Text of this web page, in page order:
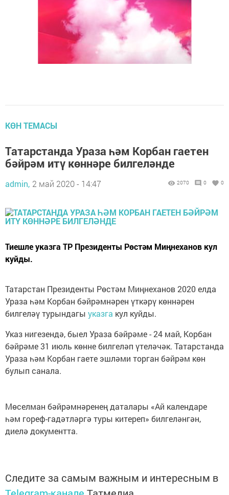
КӨН ТЕМАСЫ
Татарстанда Ураза һәм Корбан гаетен
бәйрәм итү көннәре билгеләнде
admin, 2 май 2020 - 14:47 2070 0 0
Тиешле указга ТР Президенты Рөстәм Миңнеханов кул
куйды.
Татарстан Президенты Рөстәм Миңнеханов 2020 елда
Ураза һәм Корбан бәйрәмнәрен үткәрү көннәрен
билгеләү турындагы указга кул куйды.
Указ нигезендә, быел Ураза бәйрәме - 24 май, Корбан
бәйрәме 31 июль көнне билгеләп үтеләчәк. Татарстанда
Ураза һәм Корбан гаете эшләми торган бәйрәм көн
булып санала.
Мөселман бәйрәмнәренең даталары «Ай календаре
һәм гореф-гадәтләргә туры китереп» билгеләнгән,
диелә документта.
Следите за самым важным и интересным в